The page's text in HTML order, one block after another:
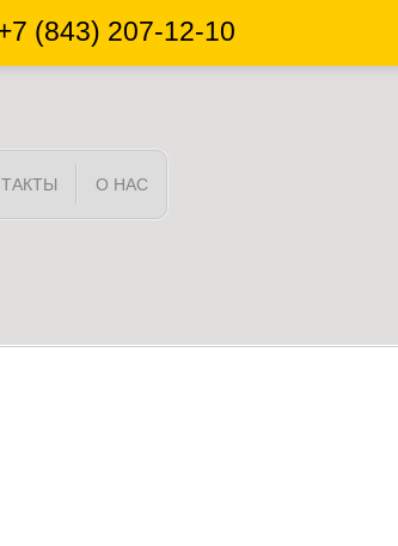
(843) 207-12-10
О НАС